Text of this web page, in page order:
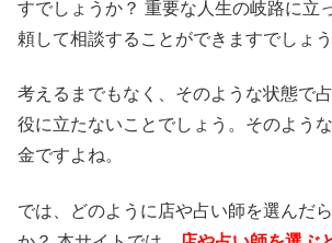
すでしょうか？ 重要な人生の岐路に立
頼して相談することができますでしょ
考えるまでもなく、そのような状態で
役に立たないことでしょう。そのよう
金ですよね。
では、どのように店や占い師を選んだ